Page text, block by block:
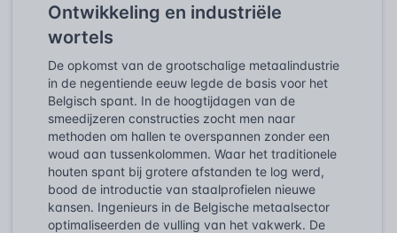
Ontwikkeling en industriële
wortels
De opkomst van de grootschalige metaalindustrie
in de negentiende eeuw legde de basis voor het
Belgisch spant. In de hoogtijdagen van de
smeedijzeren constructies zocht men naar
methoden om hallen te overspannen zonder een
woud aan tussenkolommen. Waar het traditionele
houten spant bij grotere afstanden te log werd,
bood de introductie van staalprofielen nieuwe
kansen. Ingenieurs in de Belgische metaalsector
optimaliseerden de vulling van het vakwerk. De